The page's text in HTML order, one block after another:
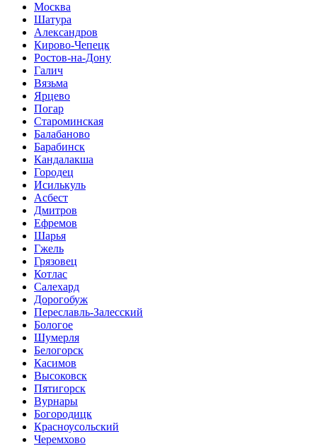
Москва
Шатура
Александров
Кирово-Чепецк
Ростов-на-Дону
Галич
Вязьма
Ярцево
Погар
Староминская
Балабаново
Барабинск
Кандалакша
Городец
Исилькуль
Асбест
Дмитров
Ефремов
Шарья
Гжель
Грязовец
Котлас
Салехард
Дорогобуж
Переславль-Залесский
Бологое
Шумерля
Белогорск
Касимов
Высоковск
Пятигорск
Вурнары
Богородицк
Красноусольский
Черемхово